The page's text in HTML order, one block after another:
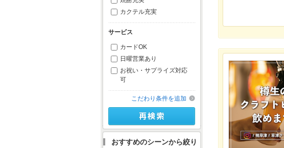
カクテル充実
サービス
カードOK
日曜営業あり
お祝い・サプライズ対応
可
こだわり条件を追加
おすすめのシーンから絞り